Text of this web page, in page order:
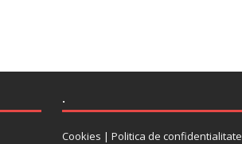
.
Cookies | Politica de confidentialitate